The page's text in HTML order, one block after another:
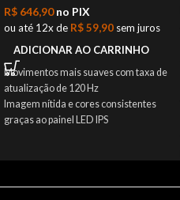
R$ 646,90no PIX
ou até 12x de R$59,90 sem juros
ADICIONAR AO CARRINHO
Movimentos mais suaves com taxa de
atualização de 120 Hz
Imagem nítida e cores consistentes
graças ao painel LED IPS